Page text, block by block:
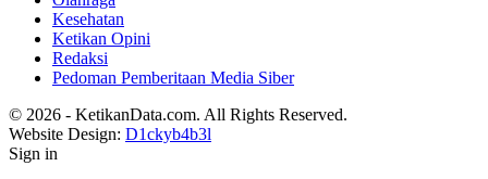
Kesehatan
Ketikan Opini
Redaksi
Pedoman Pemberitaan Media Siber
© 2026 - KetikanData.com. All Rights Reserved.
Website Design: D1ckyb4b3l
Sign in